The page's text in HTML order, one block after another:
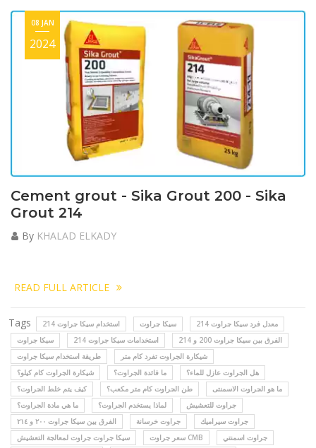
Cement grout - Sika Grout 200 - Sika
Grout 214
08 JAN
2024
By KHALAD ELKADY
READ FULL ARTICLE
Tags استخدام سيكا جراوت 214 سيكا جراوت
معدل فرد سيكا جراوت 214
سيكا جراوت
استخدامات سيكا جراوت 214
الفرق بين سيكا جراوت 200 و 214
طريقة استخدام سيكا جراوت
شيكارة الجراوت تفرد كام متر
شيكارة الجراوت كام كيلو؟
ما فائدة الجراوت؟
هل الجراوت عازل للماء؟
كيف يتم خلط الجراوت؟
طن الجراوت كام متر مكعب؟
ما هو الجراوت الاسمنتى
ما هي مادة الجراوت؟
لماذا يستخدم الجراوت؟
جراوت للتعشيش
الفرق بين سيكا جراوت ٢٠٠ و ٢١٤
جراوت خرسانة
جراوت سيراميك
سيكا جراوت جراوت لمعالجة التعشيش
سعر جراوت CMB
جراوت اسمنتي